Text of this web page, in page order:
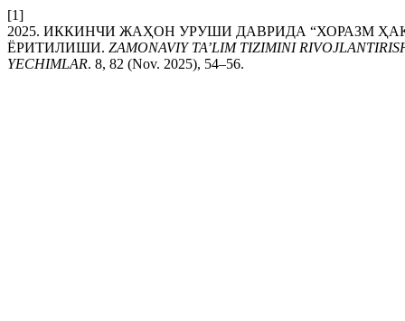
[1]
2025. ИККИНЧИ ЖАҲОН УРУШИ ДАВРИДА “ХОРАЗМ
ЁРИТИЛИШИ. ZAMONAVIY TA’LIM TIZIMINI
YECHIMLAR. 8, 82 (Nov. 2025), 54–56.